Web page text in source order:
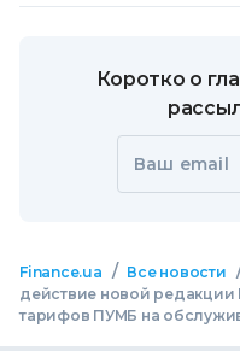
Коротко о
Ваш email
Finance.ua / Все новости
действие новой редакции
тарифов ПУМБ на